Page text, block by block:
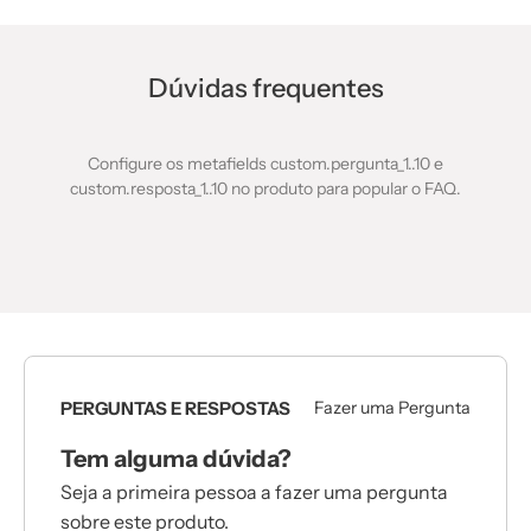
Dúvidas frequentes
Configure os metafields custom.pergunta_1..10 e
custom.resposta_1..10 no produto para popular o FAQ.
PERGUNTAS E RESPOSTAS Fazer uma Pergunta
Tem alguma dúvida?
Seja a primeira pessoa a fazer uma pergunta
sobre este produto.